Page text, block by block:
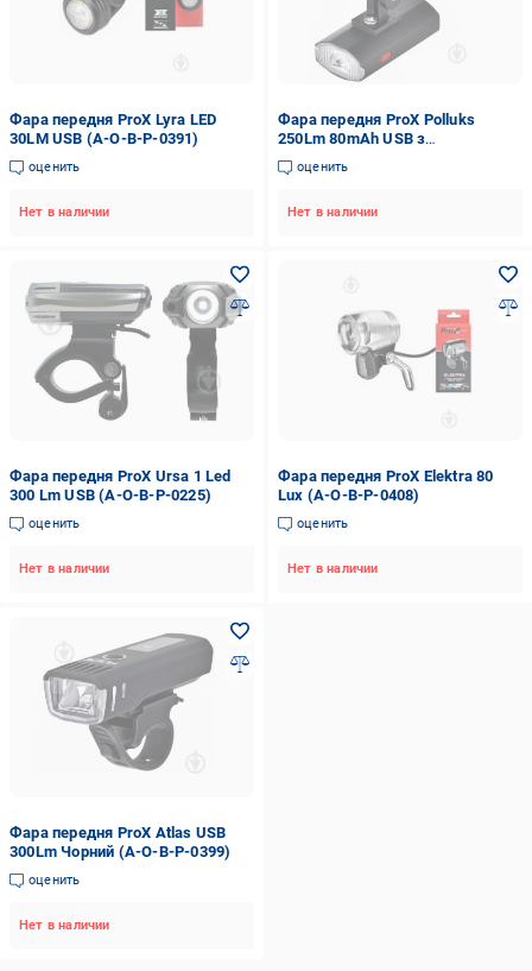
Фара передня ProX Lyra LED
30LM USB (A-O-B-P-0391)
оценить
Нет в наличии
Фара передня ProX Polluks
250Lm 80mAh USB з
кронштейном Чорний (A-O-B-P-
0414)
оценить
Нет в наличии
Фара передня ProX Ursa 1 Led
300 Lm USB (A-O-B-P-0225)
оценить
Нет в наличии
Фара передня ProX Elektra 80
Lux (A-O-B-P-0408)
оценить
Нет в наличии
Фара передня ProX Atlas USB
300Lm Чорний (A-O-B-P-0399)
оценить
Нет в наличии